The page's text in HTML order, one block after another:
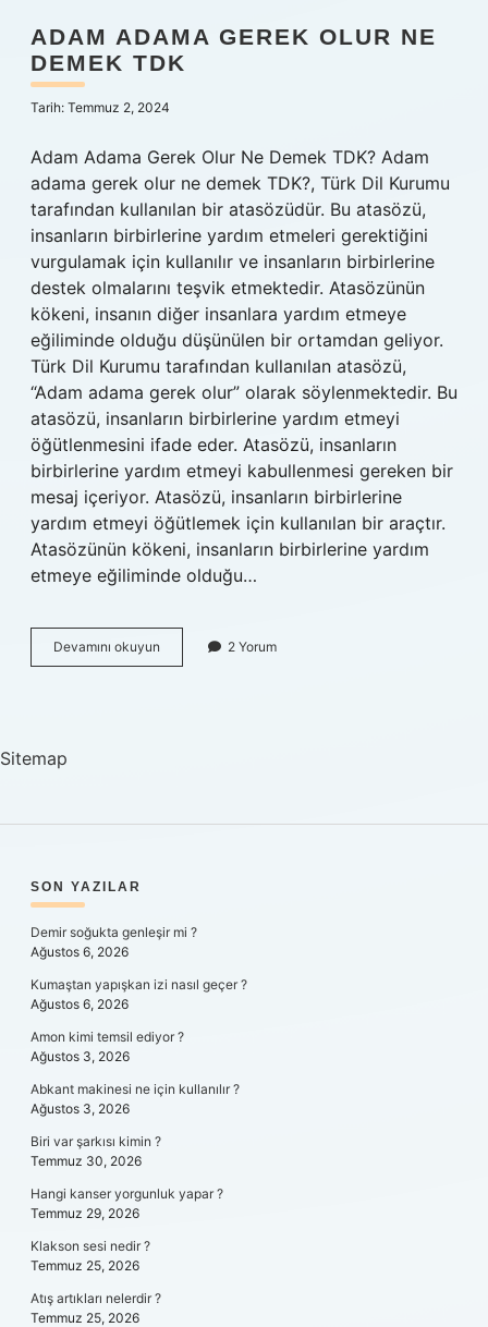
ADAM ADAMA GEREK OLUR NE
DEMEK TDK
Tarih: Temmuz 2, 2024
Adam Adama Gerek Olur Ne Demek TDK? Adam
adama gerek olur ne demek TDK?, Türk Dil Kurumu
tarafından kullanılan bir atasözüdür. Bu atasözü,
insanların birbirlerine yardım etmeleri gerektiğini
vurgulamak için kullanılır ve insanların birbirlerine
destek olmalarını teşvik etmektedir. Atasözünün
kökeni, insanın diğer insanlara yardım etmeye
eğiliminde olduğu düşünülen bir ortamdan geliyor.
Türk Dil Kurumu tarafından kullanılan atasözü,
“Adam adama gerek olur” olarak söylenmektedir. Bu
atasözü, insanların birbirlerine yardım etmeyi
öğütlenmesini ifade eder. Atasözü, insanların
birbirlerine yardım etmeyi kabullenmesi gereken bir
mesaj içeriyor. Atasözü, insanların birbirlerine
yardım etmeyi öğütlemek için kullanılan bir araçtır.
Atasözünün kökeni, insanların birbirlerine yardım
etmeye eğiliminde olduğu…
Devamını okuyun
adama
2 Yorum
Sitemap
SIDEBAR
SON YAZILAR
Demir soğukta genleşir mi ?
Ağustos 6, 2026
Kumaştan yapışkan izi nasıl geçer ?
Ağustos 6, 2026
Amon kimi temsil ediyor ?
Ağustos 3, 2026
Abkant makinesi ne için kullanılır ?
Ağustos 3, 2026
Biri var şarkısı kimin ?
Temmuz 30, 2026
Hangi kanser yorgunluk yapar ?
Temmuz 29, 2026
Klakson sesi nedir ?
Temmuz 25, 2026
Atış artıkları nelerdir ?
Temmuz 25, 2026